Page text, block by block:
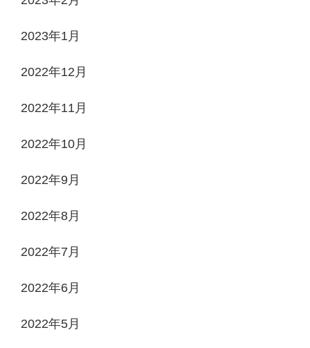
2023年1月
2022年12月
2022年11月
2022年10月
2022年9月
2022年8月
2022年7月
2022年6月
2022年5月